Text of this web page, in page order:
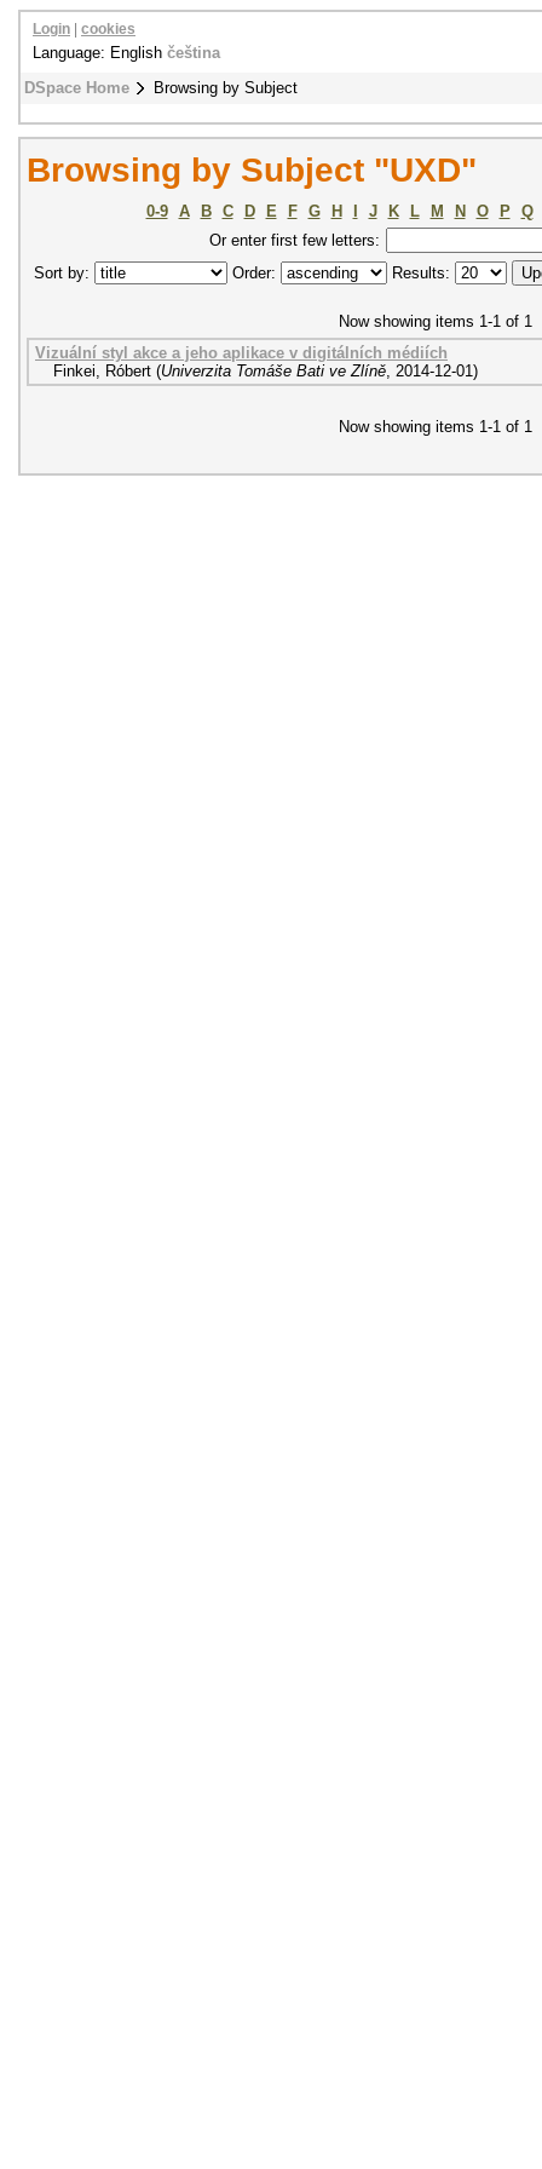
DSpace Home Browsing by Subject
Login cookies
Language: English čeština
Browsing by Subject "UXD"
0-9 A B C D E F G H J K L M N O P
Q
Or enter first few letters:
Sort by:
Order: Results:
Now showing items 1-1 of 1
Vizuální styl akce a jeho aplikace v digitálních médiích
Finkei, Róbert (Univerzita Tomáše Bati ve Zlíně, 2014-12-01)
Now showing items 1-1 of 1